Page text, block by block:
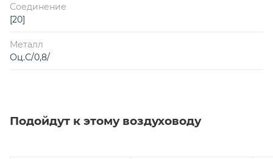
Соединение
[20]
Металл
Оц.С/0,8/
Подойдут к этому воздуховоду